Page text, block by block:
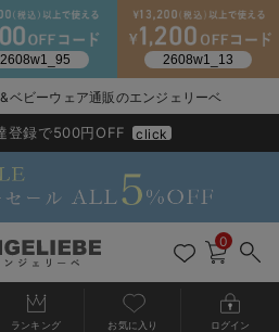
ベビーウェア通販のエンジェリーベ
NewArrival
除く) 7,700円以上で送料無料
登録で500円OFF click
0
ランキング お気に入り ログイン